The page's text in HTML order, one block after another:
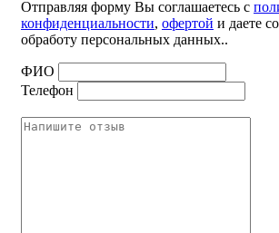
Отправляя форму Вы соглашаетесь с
конфиденциальности, офертой и даете
обработу персональных данных..
ФИО
Телефон